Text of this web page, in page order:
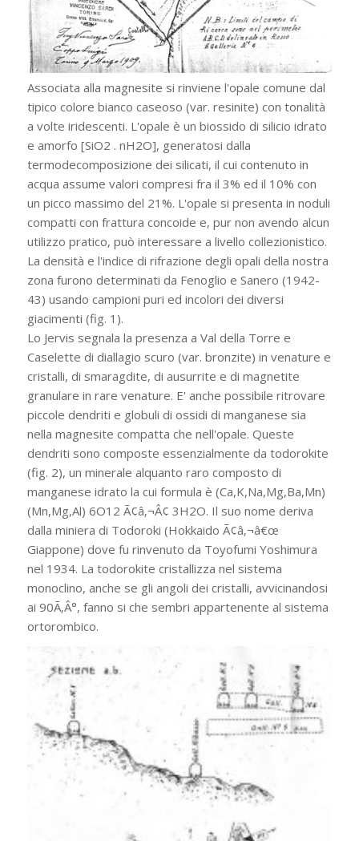
Associata alla magnesite si rinviene l'opale comune dal
tipico colore bianco caseoso (var. resinite) con tonalità
a volte iridescenti. L'opale è un biossido di silicio idrato
e amorfo [SiO2 . nH2O], generatosi dalla
termodecomposizione dei silicati, il cui contenuto in
acqua assume valori compresi fra il 3% ed il 10% con
un picco massimo del 21%. L'opale si presenta in noduli
compatti con frattura concoide e, pur non avendo alcun
utilizzo pratico, può interessare a livello collezionistico.
La densità e l'indice di rifrazione degli opali della nostra
zona furono determinati da Fenoglio e Sanero (1942-
43) usando campioni puri ed incolori dei diversi
giacimenti (fig. 1).
Lo Jervis segnala la presenza a Val della Torre e
Caselette di diallagio scuro (var. bronzite) in venature e
cristalli, di smaragdite, di ausurrite e di magnetite
granulare in rare venature. E' anche possibile ritrovare
piccole dendriti e globuli di ossidi di manganese sia
nella magnesite compatta che nell'opale. Queste
dendriti sono composte essenzialmente da todorokite
(fig. 2), un minerale alquanto raro composto di
manganese idrato la cui formula è (Ca,K,Na,Mg,Ba,Mn)
(Mn,Mg,Al) 6O12 Ã¢â‚¬Â¢ 3H2O. Il suo nome deriva
dalla miniera di Todoroki (Hokkaido Ã¢â‚¬â€œ
Giappone) dove fu rinvenuto da Toyofumi Yoshimura
nel 1934. La todorokite cristallizza nel sistema
monoclino, anche se gli angoli dei cristalli, avvicinandosi
ai 90Ã‚Â°, fanno si che sembri appartenente al sistema
ortorombico.